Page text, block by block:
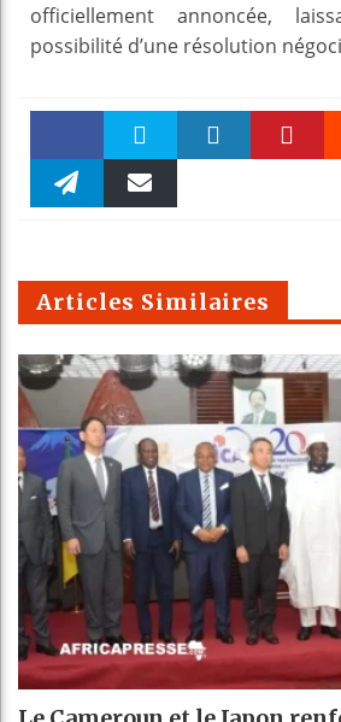
officiellement annoncée,
possibilité d’une résolution
Faceboo Twitter
m
Articles Similaires